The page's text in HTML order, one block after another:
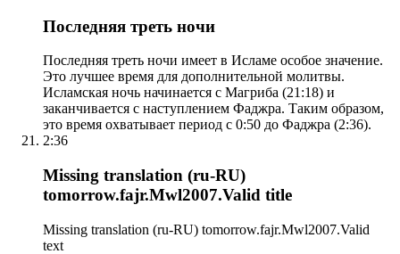
Последняя треть ночи
Последняя треть ночи имеет в Исламе особое значение.
Это лучшее время для дополнительной молитвы.
Исламская ночь начинается с Магриба (21:18) и
заканчивается с наступлением Фаджра. Таким образом,
это время охватывает период с 0:50 до Фаджра (2:36).
2:36
Missing translation (ru-RU)
tomorrow.fajr.Mwl2007.Valid title
Missing translation (ru-RU) tomorrow.fajr.Mwl2007.Valid
text